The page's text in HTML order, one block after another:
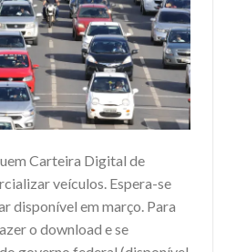
Carteira Digital de
veículos. Espera-se
disponível em março. Para
o download e se